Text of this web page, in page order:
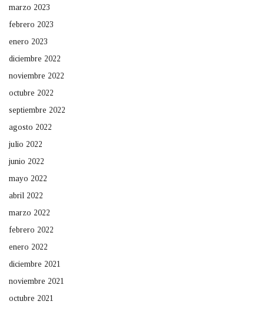
marzo 2023
febrero 2023
enero 2023
diciembre 2022
noviembre 2022
octubre 2022
septiembre 2022
agosto 2022
julio 2022
junio 2022
mayo 2022
abril 2022
marzo 2022
febrero 2022
enero 2022
diciembre 2021
noviembre 2021
octubre 2021